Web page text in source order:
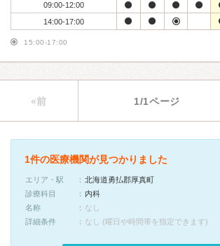
09:00-12:00
14:00-17:00
15:00-17:00
«前 1/1ページ
1件の医療機関が見つかりました
エリア・駅
北海道勇払郡厚真町
診療科目
内科
名称
なし
詳細条件
なし (曜日や時間帯を指定できます)